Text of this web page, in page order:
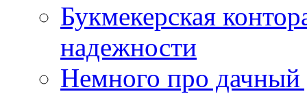
Букмекерская
надежности
Немного про дачный